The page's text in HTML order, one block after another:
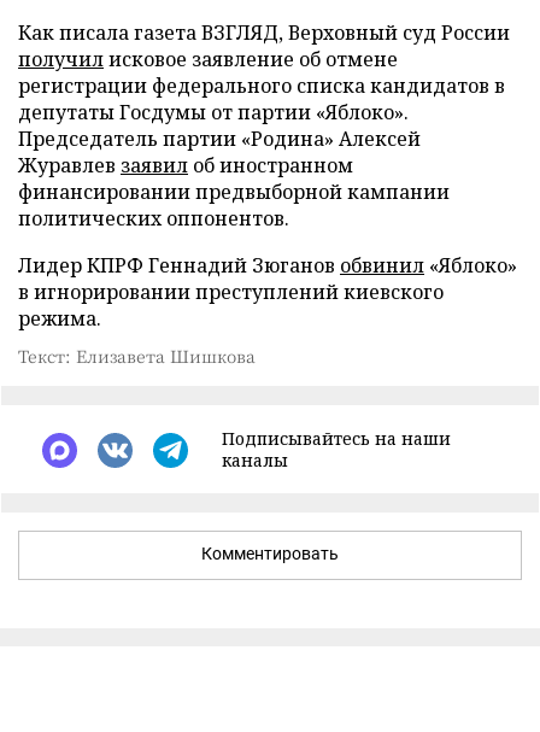
Как писала газета ВЗГЛЯД, Верховный суд России
получилисковое заявление об отмене
регистрации федерального списка кандидатов в
депутаты Госдумы от партии «Яблоко».
Председатель партии «Родина» Алексей
Журавлев заявил об иностранном
финансировании предвыборной кампании
политических оппонентов.
Лидер КПРФ Геннадий Зюганов обвинил «Яблоко»
в игнорировании преступлений киевского
режима.
Текст: Елизавета Шишкова
Подписывайтесь на наши
каналы
Комментировать